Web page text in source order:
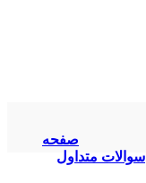
صفحه
سوالات متداول